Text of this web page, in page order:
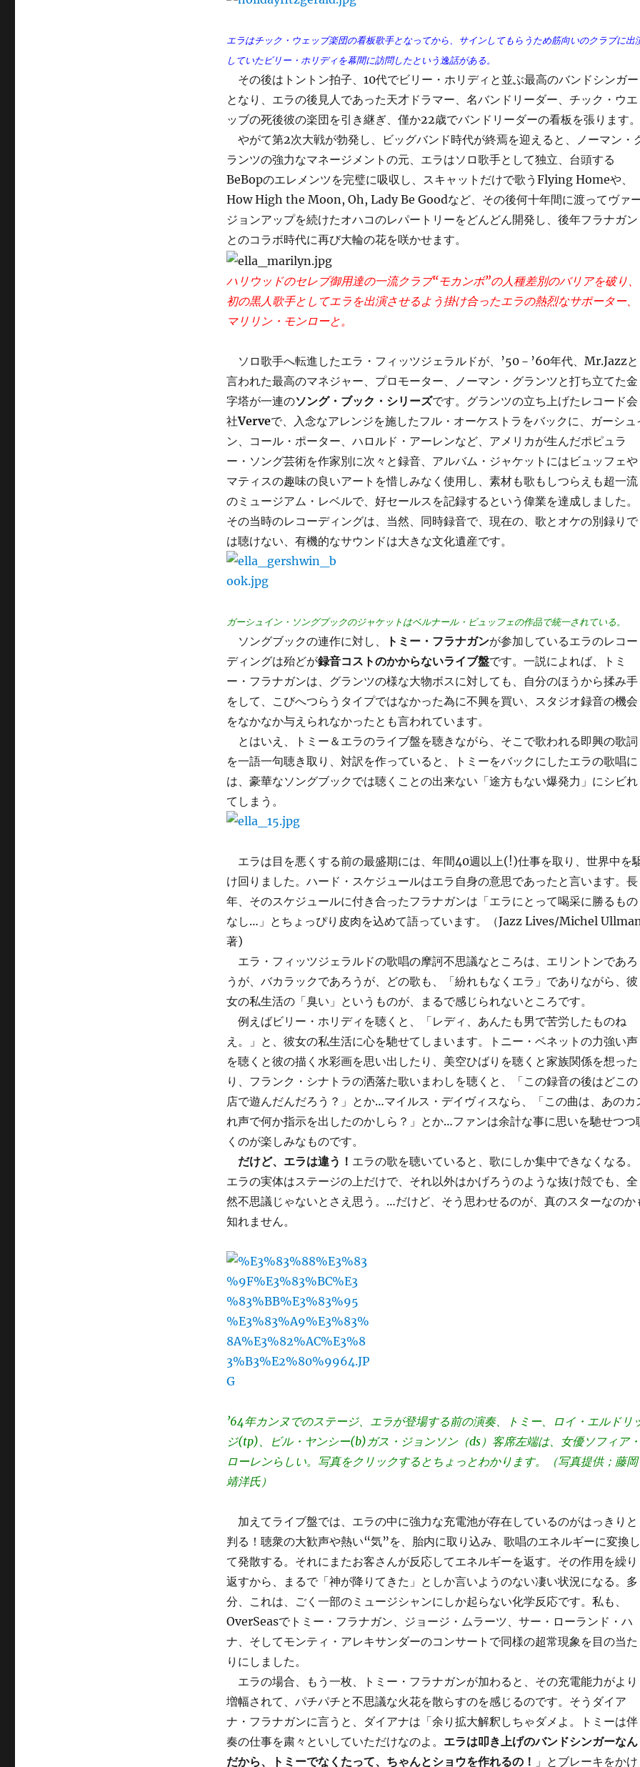
エラはチック・ウェッブ楽団の看板歌手となってから、サインしてもらうため筋向いのクラブに出
していたビリー・ホリディを幕間に訪問したという逸話がある。
その後はトントン拍子、10代でビリー・ホリディと並ぶ最高のバンドシンガー
となり、エラの後見人であった天才ドラマー、名バンドリーダー、チック・ウエ
ッブの死後彼の楽団を引き継ぎ、僅か22歳でバンドリーダーの看板を張ります。
やがて第2次大戦が勃発し、ビッグバンド時代が終焉を迎えると、ノーマン・
ランツの強力なマネージメントの元、エラはソロ歌手として独立、台頭する
BeBopのエレメンツを完璧に吸収し、スキャットだけで歌うFlying Homeや、
How High the Moon, Oh, Lady Be Goodなど、その後何十年間に渡ってヴァ
ジョンアップを続けたオハコのレパートリーをどんどん開発し、後年フラナガン
とのコラボ時代に再び大輪の花を咲かせます。
ハリウッドのセレブ御用達の一流クラブ“モカンボ”の人種差別のバリアを破り、
初の黒人歌手としてエラを出演させるよう掛け合ったエラの熱烈なサポーター、
マリリン・モンローと。
ソロ歌手へ転進したエラ・フィッツジェラルドが、’50－’60年代、Mr.Jazzと
言われた最高のマネジャー、プロモーター、ノーマン・グランツと打ち立てた金
字塔が一連のソング・ブック・シリーズです。グランツの立ち上げたレコード会
社Verveで、入念なアレンジを施したフル・オーケストラをバックに、ガーシュ
ン、コール・ポーター、ハロルド・アーレンなど、アメリカが生んだポピュラ
ー・ソング芸術を作家別に次々と録音、アルバム・ジャケットにはビュッフェや
マティスの趣味の良いアートを惜しみなく使用し、素材も歌もしつらえも超一流
のミュージアム・レベルで、好セールスを記録するという偉業を達成しました。
その当時のレコーディングは、当然、同時録音で、現在の、歌とオケの別録りで
は聴けない、有機的なサウンドは大きな文化遺産です。
ガーシュイン・ソングブックのジャケットはベルナール・ビュッフェの作品で統一されている。
ソングブックの連作に対し、 トミー・フラナガンが参加しているエラのレコー
ディングは殆どが録音コストのかからないライブ盤です。一説によれば、トミ
ー・フラナガンは、グランツの様な大物ボスに対しても、自分のほうから揉み手
をして、こびへつらうタイプではなかった為に不興を買い、スタジオ録音の機会
をなかなか与えられなかったとも言われています。
とはいえ、トミー＆エラのライブ盤を聴きながら、そこで歌われる即興の歌詞
を一語一句聴き取り、対訳を作っていると、トミーをバックにしたエラの歌唱に
は、豪華なソングブックでは聴くことの出来ない「途方もない爆発力」にシビれ
てしまう。
エラは目を悪くする前の最盛期には、年間40週以上(!)仕事を取り、世界中を
け回りました。ハード・スケジュールはエラ自身の意思であったと言います。長
年、そのスケジュールに付き合ったフラナガンは「エラにとって喝采に勝るもの
なし…」とちょっぴり皮肉を込めて語っています。（Jazz Lives/Michel
著)
エラ・フィッツジェラルドの歌唱の摩訶不思議なところは、エリントンであろ
うが、バカラックであろうが、どの歌も、「紛れもなくエラ」でありながら、彼
女の私生活の「臭い」というものが、まるで感じられないところです。
例えばビリー・ホリディを聴くと、「レディ、あんたも男で苦労したものね
え。」と、彼女の私生活に心を馳せてしまいます。トニー・ベネットの力強い声
を聴くと彼の描く水彩画を思い出したり、美空ひばりを聴くと家族関係を想った
り、フランク・シナトラの洒落た歌いまわしを聴くと、「この録音の後はどこの
店で遊んだんだろう？」とか…マイルス・デイヴィスなら、「この曲は、あのカ
れ声で何か指示を出したのかしら？」とか…ファンは余計な事に思いを馳せつつ
くのが楽しみなものです。
だけど、エラは違う！ エラの歌を聴いていると、歌にしか集中できなくなる。
エラの実体はステージの上だけで、それ以外はかげろうのような抜け殻でも、全
然不思議じゃないとさえ思う。…だけど、そう思わせるのが、真のスターなのか
知れません。
’64年カンヌでのステージ、エラが登場する前の演奏、トミー、ロイ・エルドリ
ジ(tp)、ビル・ヤンシー(b)ガス・ジョンソン（ds）客席左端は、女優ソフィア・
ローレンらしい。写真をクリックするとちょっとわかります。（写真提供；藤岡
靖洋氏）
加えてライブ盤では、エラの中に強力な充電池が存在しているのがはっきりと
判る！聴衆の大歓声や熱い“気”を、胎内に取り込み、歌唱のエネルギーに変換し
て発散する。それにまたお客さんが反応してエネルギーを返す。その作用を繰り
返すから、まるで「神が降りてきた」としか言いようのない凄い状況になる。多
分、これは、ごく一部のミュージシャンにしか起らない化学反応です。私も、
OverSeasでトミー・フラナガン、ジョージ・ムラーツ、サー・ローランド・ハ
ナ、そしてモンティ・アレキサンダーのコンサートで同様の超常現象を目の当た
りにしました。
エラの場合、もう一枚、トミー・フラナガンが加わると、その充電能力がより
増幅されて、パチパチと不思議な火花を散らすのを感じるのです。そうダイア
ナ・フラナガンに言うと、ダイアナは「余り拡大解釈しちゃダメよ。トミーは伴
奏の仕事を粛々といしていただけなのよ。 エラは叩き上げのバンドシンガーなん
だから、トミーでなくたって、ちゃんとショウを作れるの！ 」とブレーキをかけ